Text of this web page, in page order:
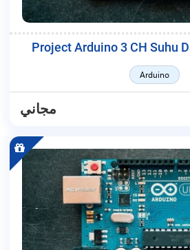
Project Arduino 3 CH Suhu
Arduino
مجاني